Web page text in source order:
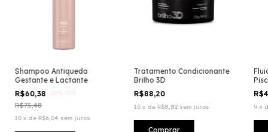
Shampoo Antiqueda
Gestante e Lactante
R$60,38 - 20 % OFF
R$75,48
10 x de R$6,04 sem juros
Tratamento Condicionante
Brilho 3D
R$88,20
10 xdeR$8,82 sem juros 9 x